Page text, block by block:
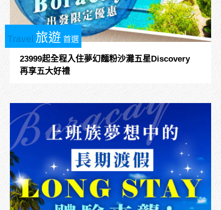
Travel 旅遊 首選
23999起全程入住夢幻麵粉沙灘五星Discovery
再享五大好禮